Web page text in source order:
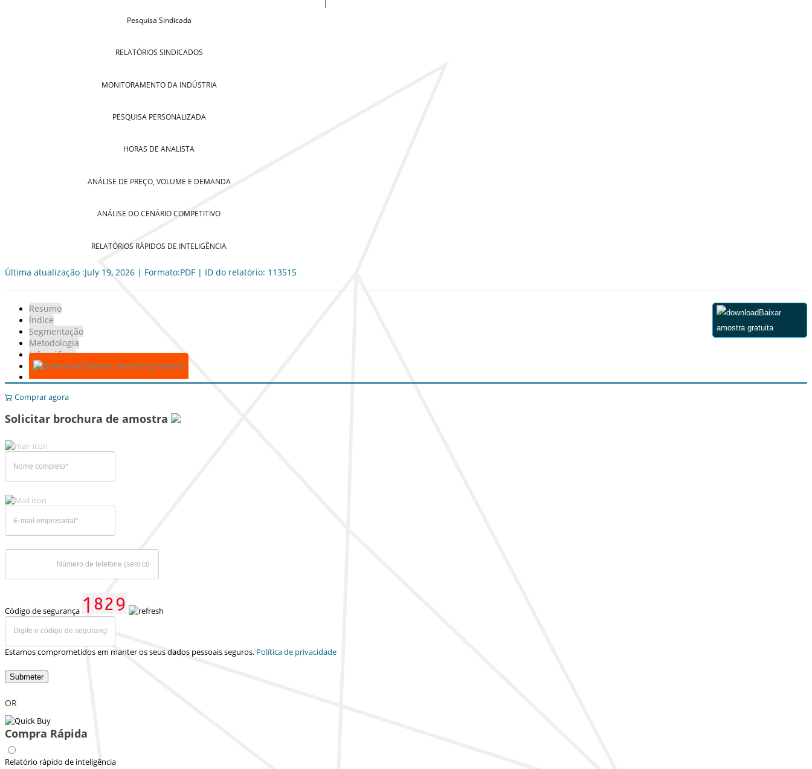
Pesquisa Sindicada
RELATÓRIOS SINDICADOS
MONITORAMENTO DA INDÚSTRIA
PESQUISA PERSONALIZADA
HORAS DE ANALISTA
ANÁLISE DE PREÇO, VOLUME E DEMANDA
ANÁLISE DO CENÁRIO COMPETITIVO
RELATÓRIOS RÁPIDOS DE INTELIGÊNCIA
Última atualização :July 19, 2026 | Formato:PDF | ID do relatório: 113515
Resumo
Índice
Segmentação
Metodologia
Infográficos
Baixar amostra gratuita
Baixar
amostra gratuita
Comprar agora
Solicitar brochura de amostra
Código de segurança
Estamos comprometidos em manter os seus dados pessoais seguros. Política de privacidade
Submeter
OR
Compra Rápida
Relatório rápido de inteligência